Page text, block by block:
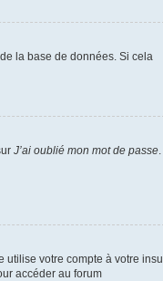
la base de données. Si cela
J’ai oublié mon mot de passe.
utilise votre compte à votre insu
accéder au forum